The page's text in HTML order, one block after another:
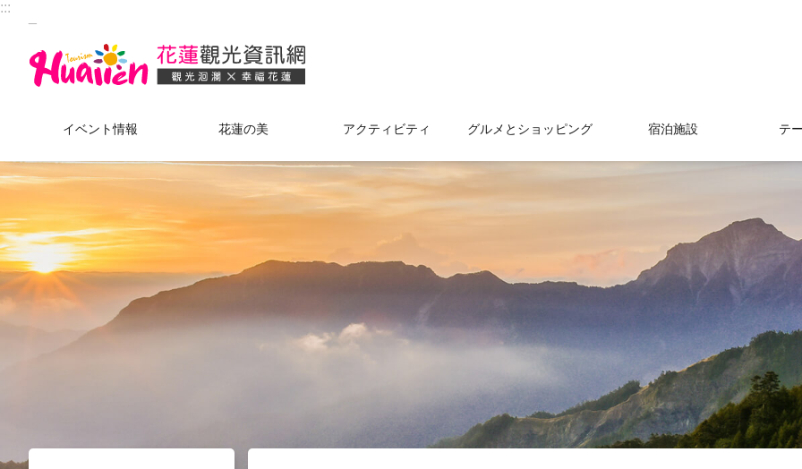
メインのコンテンツブロックにジャンプします
:::
イベント情報 花蓮の美 アクティビティ グルメとショッピング 宿泊施設 テ
:::